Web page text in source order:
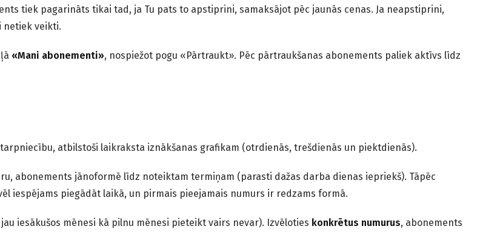
tiek pagarināts tikai tad, ja Tu pats to apstiprini, samaksājot pēc jaunās cenas. Ja neapstiprini,
netiek veikti.
«Mani abonementi», nospiežot pogu «Pārtraukt». Pēc pārtraukšanas abonements paliek aktīvs līdz
atbilstoši laikraksta iznākšanas grafikam (otrdienās, trešdienās un piektdienās).
abonements jānoformē līdz noteiktam termiņam (parasti dažas darba dienas iepriekš). Tāpēc
iespējams piegādāt laikā, un pirmais pieejamais numurs ir redzams formā.
iesākušos mēnesi kā pilnu mēnesi pieteikt vairs nevar). Izvēloties konkrētus numurus, abonements